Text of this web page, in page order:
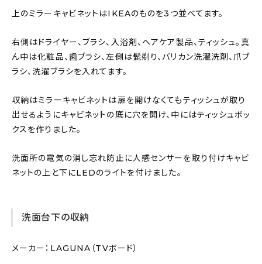
上のミラーキャビネットはIKEAのものを3つ並べてます。
右側はドライヤー、ブラシ、入浴剤、ヘアケア製品、ティッシュ。真
ん中は化粧品、歯ブラシ、左側は髭剃り、バリカン洗濯洗剤、爪ブ
ラシ、洗濯ブラシを入れてます。
収納はミラーキャビネットは扉を開けなくてもティッシュが取り
出せるようにキャビネットの底に穴を開け、中にはティッシュボッ
クスを作りました。
洗面所の電気の消し忘れ防止に人感センサーを取り付けキャビ
ネットの上と下にLEDのライトを付けました。
洗面台下の収納
メーカー：LAGUNA（TVボード）